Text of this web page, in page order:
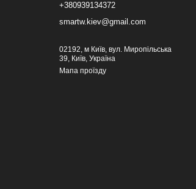
+380939134372
smartw.kiev@gmail.com
02192, м Київ, вул. Миропільська
39, Київ, Україна
Мапа проїзду